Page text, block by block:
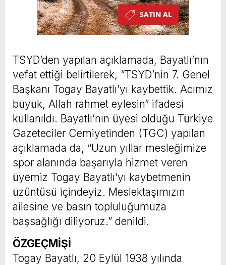
TSYD’den yapılan açıklamada, Bayatlı’nın
vefat ettiği belirtilerek, “TSYD’nin 7. Genel
Başkanı Togay Bayatlı’yı kaybettik. Acımız
büyük, Allah rahmet eylesin” ifadesi
kullanıldı. Bayatlı’nın üyesi olduğu Türkiye
Gazeteciler Cemiyetinden (TGC) yapılan
açıklamada da, “Uzun yıllar mesleğimize
spor alanında başarıyla hizmet veren
üyemiz Togay Bayatlı’yı kaybetmenin
üzüntüsü içindeyiz. Meslektaşımızın
ailesine ve basın topluluğumuza
başsağlığı diliyoruz.” denildi.
ÖZGEÇMİŞİ
Togay Bayatlı, 20 Eylül 1938 yılında